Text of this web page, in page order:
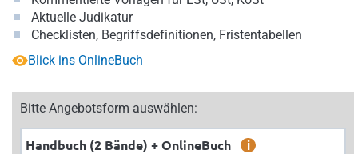
Aktuelle Judikatur
Checklisten, Begriffsdefinitionen, Fristentabellen
Blick ins OnlineBuch
Bitte Angebotsform auswählen:
Handbuch (2 Bände) + OnlineBuch
i